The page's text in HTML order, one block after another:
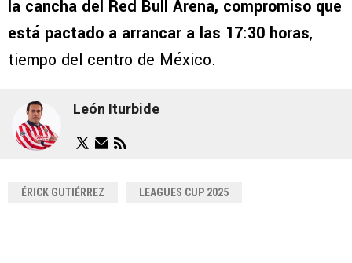
la cancha del Red Bull Arena, compromiso que
está pactado a arrancar a las 17:30 horas,
tiempo del centro de México.
León Iturbide
ÉRICK GUTIÉRREZ LEAGUES CUP 2025